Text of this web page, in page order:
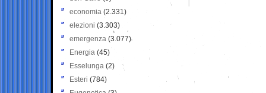
economia (2.331)
elezioni (3.303)
emergenza (3.077)
Energia (45)
Esselunga (2)
Esteri (784)